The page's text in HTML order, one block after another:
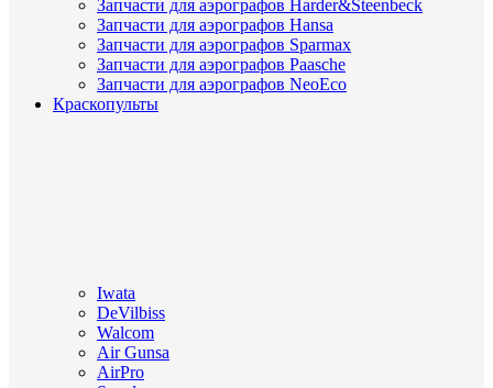
Запчасти для аэрографов Harder&Steenbeck
Запчасти для аэрографов Hansa
Запчасти для аэрографов Sparmax
Запчасти для аэрографов Paasche
Запчасти для аэрографов NeoEco
Краскопульты
Iwata
DeVilbiss
Walcom
Air Gunsa
AirPro